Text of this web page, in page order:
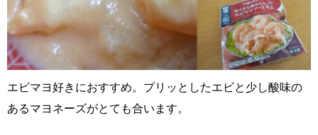
エビマヨ好きにおすすめ。プリッとしたエビと少し酸味の
あるマヨネーズがとても合います。